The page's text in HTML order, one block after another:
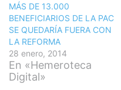
MÁS DE 13.000
BENEFICIARIOS DE LA PAC
SE QUEDARÍA FUERA CON
LA REFORMA
28 enero, 2014
En «Hemeroteca
Digital»